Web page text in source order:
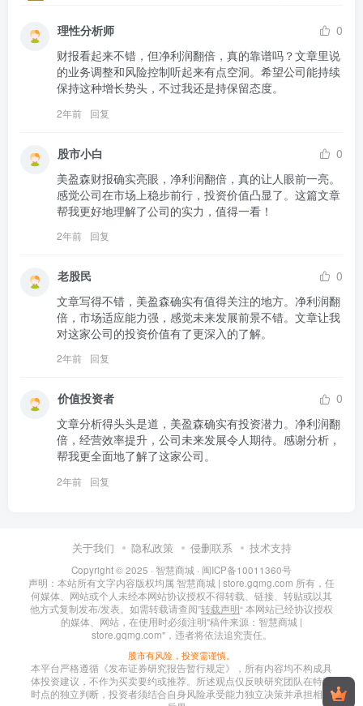
理性分析师
0
财报看起来不错，但净利润翻倍，真的靠谱吗？文章里说
的业务调整和风险控制听起来有点空洞。希望公司能持续
保持这种增长势头，不过我还是持保留态度。
2年前 回复
股市小白
0
美盈森财报确实亮眼，净利润翻倍，真的让人眼前一亮。
感觉公司在市场上稳步前行，投资价值凸显了。这篇文章
帮我更好地理解了公司的实力，值得一看！
2年前 回复
老股民
0
文章写得不错，美盈森确实有值得关注的地方。净利润翻
倍，市场适应能力强，感觉未来发展前景不错。文章让我
对这家公司的投资价值有了更深入的了解。
2年前 回复
价值投资者
0
文章分析得头头是道，美盈森确实有投资潜力。净利润翻
倍，经营效率提升，公司未来发展令人期待。感谢分析，
帮我更全面地了解了这家公司。
2年前 回复
关于我们 隐私政策 侵删联系 技术支持
Copyright © 2025 · 智慧商城 · 闽ICP备10011360号
声明：本站所有文字内容版权均属 智慧商城 | store.gqmg.com 所有，任
何媒体、网站或个人未经本网站协议授权不得转载、链接、转贴或以其
他方式复制发布/发表。如需转载请查阅”转载声明“ 本网站已经协议授权
的媒体、网站，在使用时必须注明"稿件来源：智慧商城 |
store.gqmg.com"，违者将依法追究责任。
股市有风险，投资需谨慎。
本平台严格遵循《发布证券研究报告暂行规定》，所有内容均不构成具
体投资建议，不作为买卖要约或推荐。所述观点仅反映研究团队在特定
时点的独立判断，投资者须结合自身风险承受能力独立决策并承担相应